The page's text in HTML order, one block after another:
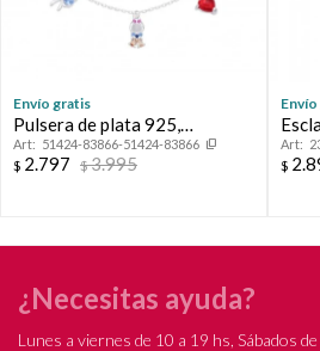
Envío gratis
Pulsera de plata 925,
PRINCESAS.
51424-83866-51424-83866
$ 2.797 $3.995 $
¿Necesitas ayuda?
Lunes a viernes de 10 a 19 hs, Sábados